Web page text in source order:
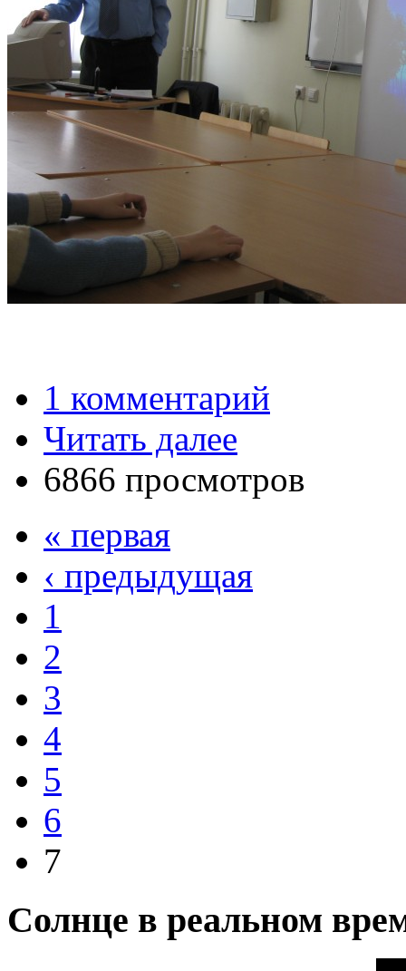
1 комментарий
Читать далее
6866 просмотров
« первая
‹ предыдущая
1
2
3
4
5
6
7
Солнце в реальном